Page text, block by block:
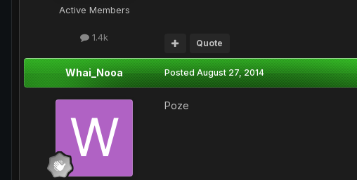
Active Members
1.4k
Quote
Whai_Nooa PostedAugust 27, 2014
Poze